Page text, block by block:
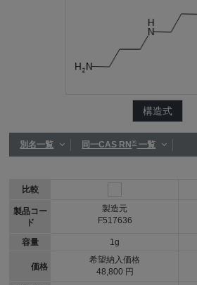
構造式
別名一覧 同一CAS RN®一覧
比較
製品コー
ド
容量
価格
製造元
F517636
1g
希望納入価格
48,800 円